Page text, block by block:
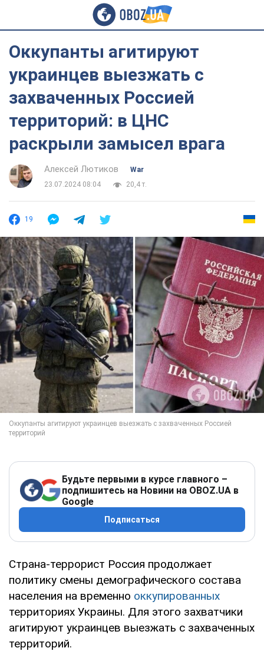
Оккупанты агитируют
украинцев выезжать с
захваченных Россией
территорий: в ЦНС
раскрыли замысел врага
Алексей Лютиков
War
23.07.2024 08:04
20,4 т.
19
Будьте первыми в курсе главного –
подпишитесь на Новини на OBOZ.UA в
Google
Подписаться
Страна-террорист Россия продолжает
политику смены демографического состава
населения на временно оккупированных
территориях Украины. Для этого захватчики
агитируют украинцев выезжать с захваченных
территорий.